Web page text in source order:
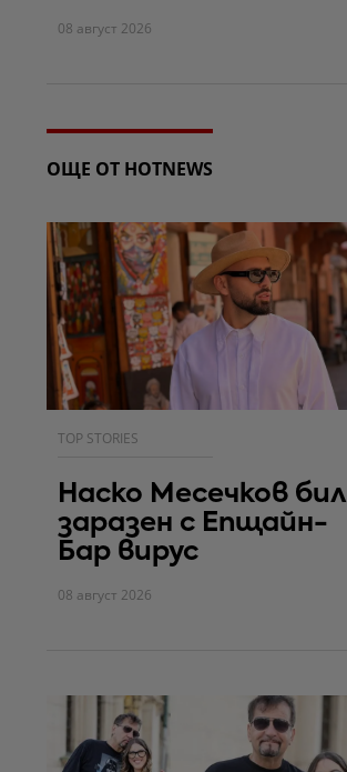
08 август 2026
ОЩЕ ОТ HOTNEWS
TOP STORIES
Наско Месечков бил
заразен с Епщайн-
Бар вирус
08 август 2026